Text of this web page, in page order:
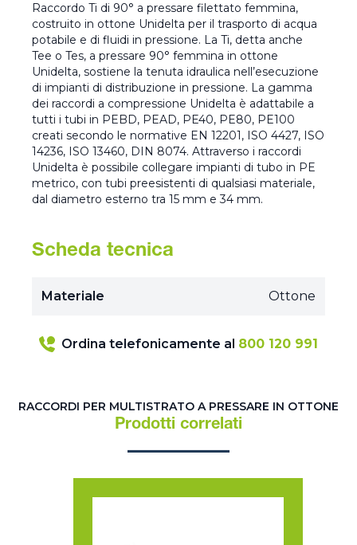
Raccordo Ti di 90° a pressare filettato femmina,
costruito in ottone Unidelta per il trasporto di acqua
potabile e di fluidi in pressione. La Ti, detta anche
Tee o Tes, a pressare 90° femmina in ottone
Unidelta, sostiene la tenuta idraulica nell’esecuzione
di impianti di distribuzione in pressione. La gamma
dei raccordi a compressione Unidelta è adattabile a
tutti i tubi in PEBD, PEAD, PE40, PE80, PE100
creati secondo le normative EN 12201, ISO 4427, ISO
14236, ISO 13460, DIN 8074. Attraverso i raccordi
Unidelta è possibile collegare impianti di tubo in PE
metrico, con tubi preesistenti di qualsiasi materiale,
dal diametro esterno tra 15 mm e 34 mm.
Scheda tecnica
Materiale Ottone
Ordina telefonicamente al 800 120 991
RACCORDI PER MULTISTRATO A PRESSARE IN OTTONE
Prodotti correlati